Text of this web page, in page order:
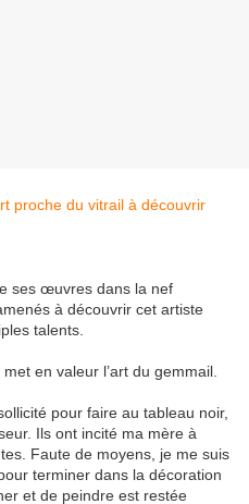
ses œuvres dans la nef
à découvrir cet artiste
talents.
en valeur l’art du gemmail.
pour faire au tableau noir,
Ils ont incité ma mère à
Faute de moyens, je me suis
terminer dans la décoration
et de peindre est restée